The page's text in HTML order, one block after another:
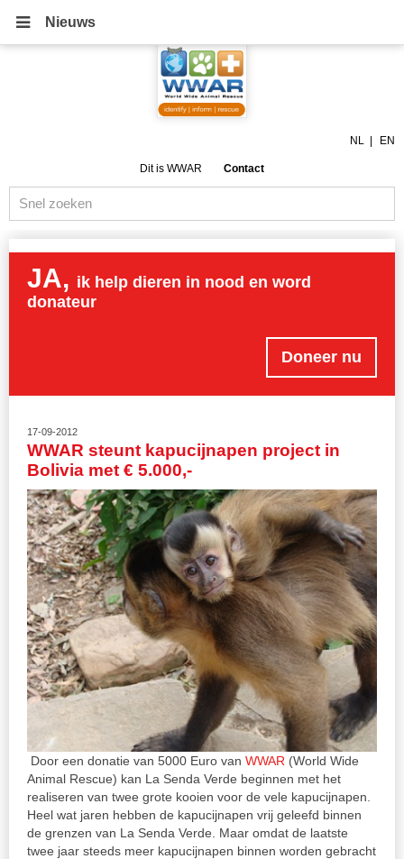
Nieuws
NL EN
Dit is WWAR Contact
JA, ik help dieren in nood en word
donateur
Doneer nu
17-09-2012
WWAR steunt kapucijnapen project in
Bolivia met € 5.000,-
Door een donatie van 5000 Euro van WWAR (World Wide
Animal Rescue) kan La Senda Verde beginnen met het
realiseren van twee grote kooien voor de vele kapucijnapen.
Heel wat jaren hebben de kapucijnapen vrij geleefd binnen
de grenzen van La Senda Verde. Maar omdat de laatste
twee jaar steeds meer kapucijnapen binnen worden gebracht